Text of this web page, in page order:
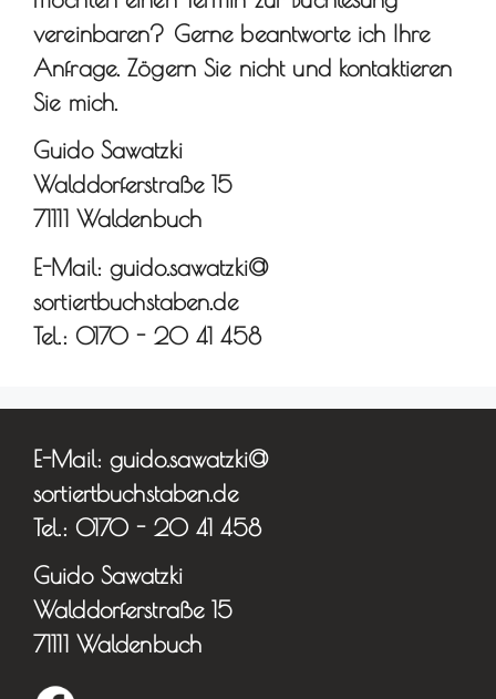
vereinbaren? Gerne beantworte ich Ihre
Anfrage. Zögern Sie nicht und kontaktieren
Sie mich.
Guido Sawatzki
Walddorferstraße 15
71111 Waldenbuch
E-Mail: guido.sawatzki@
sortiertbuchstaben.de
Tel.: 0170 - 20 41 458
E-Mail: guido.sawatzki@
sortiertbuchstaben.de
Tel.: 0170 - 20 41 458
Guido Sawatzki
Walddorferstraße 15
71111 Waldenbuch